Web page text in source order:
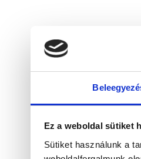
Ez a weboldal sütiket
Sütiket használunk a